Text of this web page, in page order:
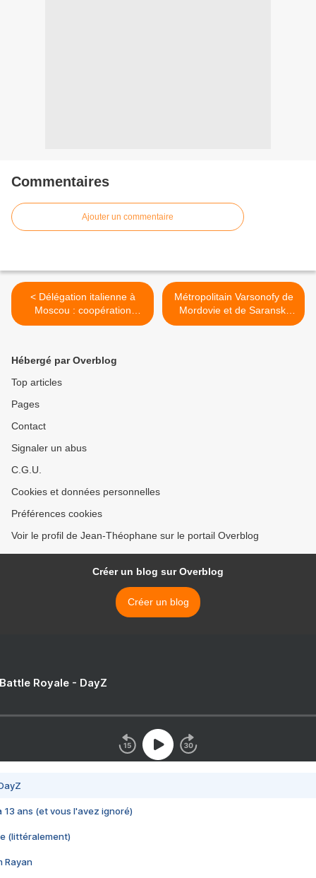
Commentaires
Ajouter un commentaire
< Délégation italienne à
Moscou : coopération
militaire au menu
Métropolitain Varsonofy de
Mordovie et de Saransk,
Directeur Général du
Hébergé par Overblog
Top articles
Pages
Contact
Signaler un abus
C.G.U.
Cookies et données personnelles
Préférences cookies
Voir le profil de Jean-Théophane sur le portail Overblog
Créer un blog sur Overblog
Créer un blog
Royale - DayZ
13 ans (et vous l'avez ignoré)
(littéralement)
Rayan